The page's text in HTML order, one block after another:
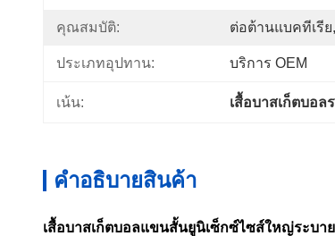
คุณสมบัติ: ต่อต้านแบคทีเรี
ประเภทอุปทาน: บริการ OEM
เน้น: เสื้อบาสเก็ตบอล
คําอธิบายสินค้า
เสื้อบาสเก็ตบอลแขนสั้นยูนิเซ็กซ์ไซส์ใหญ่ระบ